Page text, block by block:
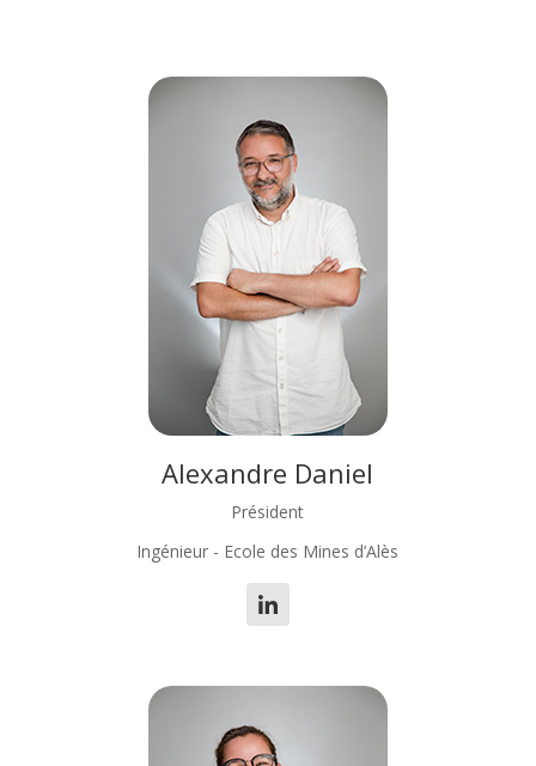
Alexandre Daniel
Président
Ingénieur - Ecole des Mines d’Alès